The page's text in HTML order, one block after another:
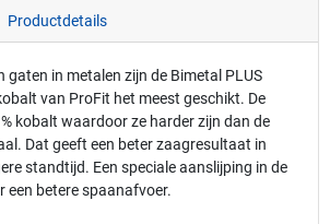
Productdetails
gaten in metalen zijn de Bimetal PLUS
van ProFit het meest geschikt. De
kobalt waardoor ze harder zijn dan de
Dat geeft een beter zaagresultaat in
standtijd. Een speciale aanslijping in de
een betere spaanafvoer.